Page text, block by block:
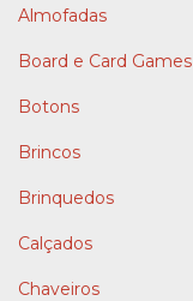
Almofadas
Board e Card Games
Botons
Brincos
Brinquedos
Calçados
Chaveiros